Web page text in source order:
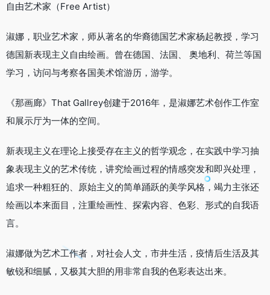
自由艺术家（Free Artist）
淑娜，职业艺术家，师从著名的华裔德国艺术家杨起教授，学习
德国新表现主义自由绘画。曾在德国、法国、 奥地利、荷兰等国
学习，访问与考察各国美术馆游历，游学。
《那画廊》That Gallrey创建于2016年，是淑娜艺术创作工作室
和展示厅为一体的空间。
新表现主义在理论上接受存在主义的哲学观念，在实践中学习抽
象表现主义的艺术传统，讲究绘画过程的情感突发和即兴处理，
追求一种粗狂的、原始主义的简单踊跃的美学风格，竭力主张还
绘画以本来面目，注重绘画性、探索内容、色彩、形式的自我语
言。
淑娜做为艺术工作者，对社会人文，市井生活，疫情后生活及其
敏锐和细腻，又极其大胆的用非常自我的色彩表达出来。